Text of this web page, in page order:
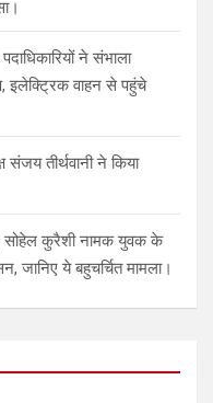
ने संभाला
इलेक्ट्रिक वाहन से पहुंचे
संजय तीर्थवानी ने किया
सोहेल कुरैशी नामक युवक के
जानिए ये बहुचर्चित मामला।